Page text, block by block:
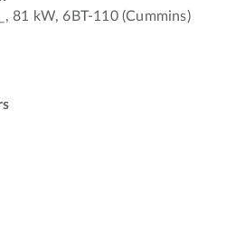
81 kW, 6BT-110 (Cummins)